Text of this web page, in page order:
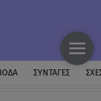
ΣΥΝΤΑΓΕΣ